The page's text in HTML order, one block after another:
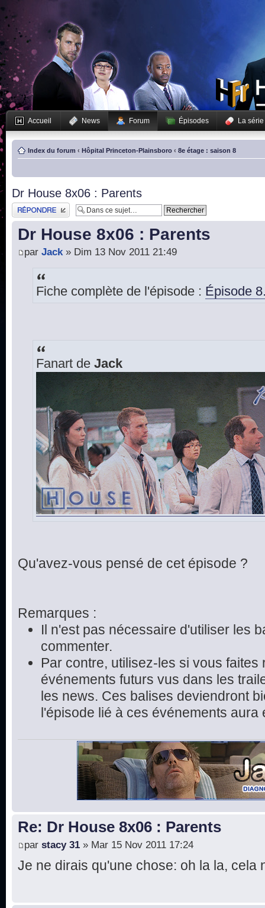
Accueil News Forum Épisodes La série
Index du forum ‹ Hôpital Princeton-Plainsboro ‹ 8e étage : saison 8
Dr House 8x06 : Parents
Publier une réponse
Dr House 8x06 : Parents
par Jack» Dim 13 Nov 2011 21:49
Fiche complète de l'épisode : Épisode
Fanart de Jack
Qu'avez-vous pensé de cet épisode ?
Remarques :
Il n'est pas nécessaire d'utiliser les
commenter.
Par contre, utilisez-les si vous faites
événements futurs vus dans les
les news. Ces balises deviendront
l'épisode lié à ces événements aura
Re: Dr House 8x06 : Parents
par stacy 31 » Mar 15 Nov 2011 17:24
Je ne dirais qu'une chose: oh la la, cela